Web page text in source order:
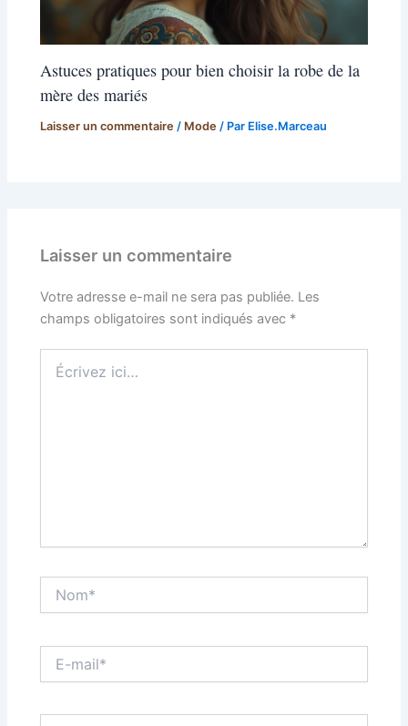
Astuces pratiques pour bien choisir la robe de la
mère des mariés
Laisser un commentaire / Mode / Par Elise.Marceau
Laisser un commentaire
Votre adresse e-mail ne sera pas publiée. Les
champs obligatoires sont indiqués avec *
ici…
mail*